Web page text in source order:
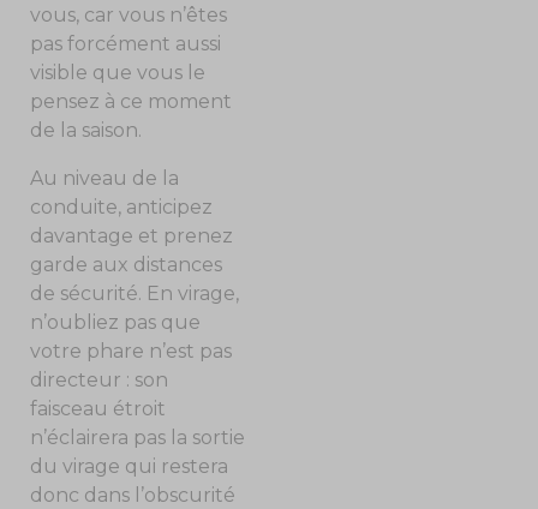
vous, car vous n’êtes
pas forcément aussi
visible que vous le
pensez à ce moment
de la saison.
Au niveau de la
conduite, anticipez
davantage et prenez
garde aux distances
de sécurité. En virage,
n’oubliez pas que
votre phare n’est pas
directeur : son
faisceau étroit
n’éclairera pas la sortie
du virage qui restera
donc dans l’obscurité